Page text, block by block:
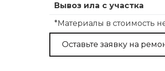
Вывоз ила с участка
*Материалы в стоимость
Оставьте заявку на